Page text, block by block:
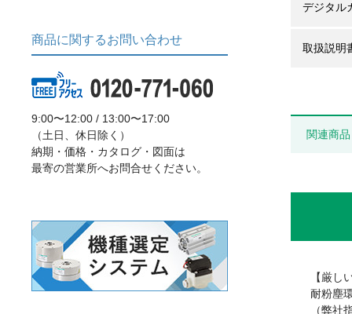
デジタル
取扱説明
関連商品
【厳し
耐粉塵
（弊社
商品に関するお問い合わせ
9:00〜12:00 / 13:00〜17:00
（土日、休日除く）
納期・価格・カタログ・図面は
最寄の営業所へお問合せください。